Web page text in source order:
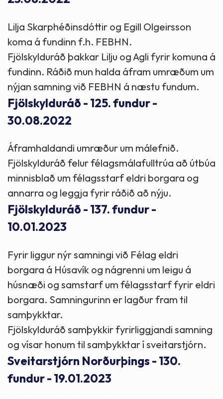
Lilja Skarphéðinsdóttir og Egill Olgeirsson
koma á fundinn f.h. FEBHN.
Fjölskylduráð þakkar Lilju og Agli fyrir komuna á
fundinn. Ráðið mun halda áfram umræðum um
nýjan samning við FEBHN á næstu fundum.
Fjölskylduráð - 125. fundur -
30.08.2022
Áframhaldandi umræður um málefnið.
Fjölskylduráð felur félagsmálafulltrúa að útbúa
minnisblað um félagsstarf eldri borgara og
annarra og leggja fyrir ráðið að nýju.
Fjölskylduráð - 137. fundur -
10.01.2023
Fyrir liggur nýr samningi við Félag eldri
borgara á Húsavík og nágrenni um leigu á
húsnæði og samstarf um félagsstarf fyrir eldri
borgara. Samningurinn er lagður fram til
samþykktar.
Fjölskylduráð samþykkir fyrirliggjandi samning
og vísar honum til samþykktar í sveitarstjórn.
Sveitarstjórn Norðurþings - 130.
fundur - 19.01.2023